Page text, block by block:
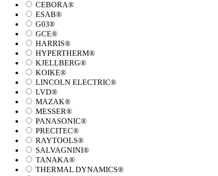
CEBORA®
ESAB®
G03®
GCE®
HARRIS®
HYPERTHERM®
KJELLBERG®
KOIKE®
LINCOLN ELECTRIC®
LVD®
MAZAK®
MESSER®
PANASONIC®
PRECITEC®
RAYTOOLS®
SALVAGNINI®
TANAKA®
THERMAL DYNAMICS®